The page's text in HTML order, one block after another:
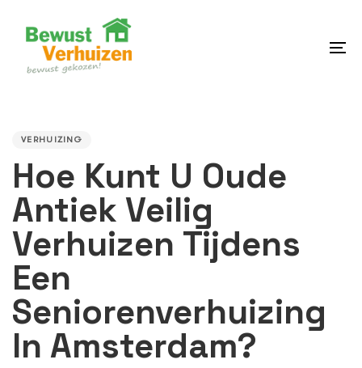
content
VERHUIZING
Hoe Kunt U Oude
Antiek Veilig
Verhuizen Tijdens
Een
Seniorenverhuizing
In Amsterdam?